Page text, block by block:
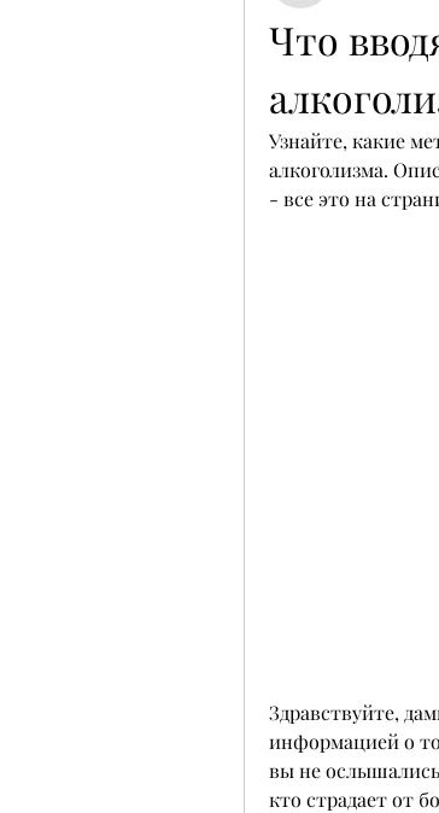
Что
Узнайте, какие
алкоголизма.
- все это на
Здравствуйте,
информацией о
вы не
кто страдает от